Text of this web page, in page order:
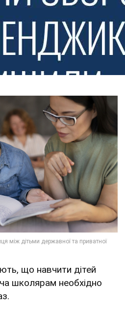
що навчити дітей
школярам необхідно